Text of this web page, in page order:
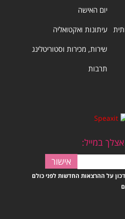
יום האישה
עיתונות ואקטואליה
שירות, מכירות וסטוריטלינג
תרבות
במייל:
על ההרצאות החדשות לפני כולם